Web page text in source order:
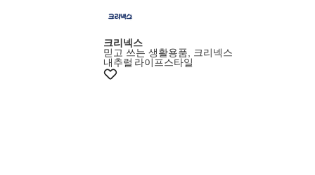
크리넥스
믿고 쓰는 생활용품, 크리넥스
내추럴 라이프스타일